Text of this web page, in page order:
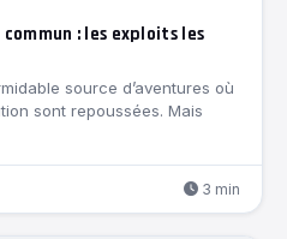
: les exploits les
source d’aventures où
sont repoussées. Mais
3 min